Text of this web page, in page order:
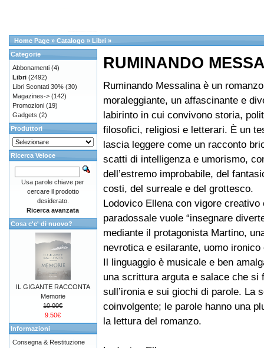
Home Page » Catalogo » Libri »
RUMINANDO
Ruminando Messalina è un
moraleggiante, un affascinante e
labirinto in cui convivono storia,
filosofici, religiosi e letterari. È un
lascia leggere come un racconto
scatti di intelligenza e umorismo,
dell’estremo improbabile, del
costi, del surreale e del grottesco.
Lodovico Ellena con vigore creativo
paradossale vuole “insegnare
mediante il protagonista Martino,
nevrotica e esilarante, uomo
Il linguaggio è musicale e ben
una scrittura arguta e salace che si
sull’ironia e sui giochi di parole. La
coinvolgente; le parole hanno una
la lettura del romanzo.
Categorie
Abbonamenti (4)
Libri (2492)
Libri Scontati 30% (30)
Magazines-> (142)
Promozioni (19)
Gadgets (2)
Produttori
Ricerca Veloce
Usa parole chiave per
cercare il prodotto
desiderato.
Ricerca avanzata
Cosa c'e' di nuovo?
IL GIGANTE RACCONTA
Memorie
10.00€
9.50€
Informazioni
Consegna & Restituzione